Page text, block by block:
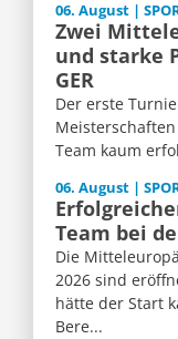
06. August |
Zwei
und starke
GER
Der erste
Team kaum
06. August |
Team bei
Die
2026 sind
hätte der Start
Bere...